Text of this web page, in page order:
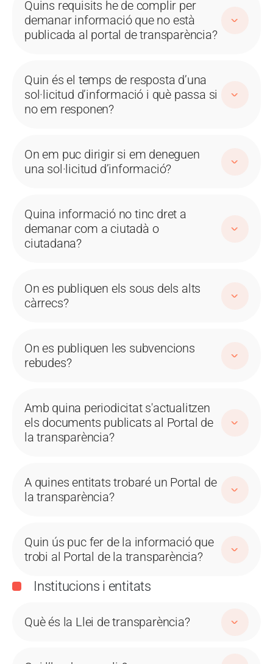
Quins requisits he de complir per
demanar informació que no està
publicada al portal de transparència?
Quin és el temps de resposta d’una
sol·licitud d’informació i què passa si
no em responen?
On em puc dirigir si em deneguen
una sol·licitud d’informació?
Quina informació no tinc dret a
demanar com a ciutadà o
ciutadana?
On es publiquen els sous dels alts
càrrecs?
On es publiquen les subvencions
rebudes?
Amb quina periodicitat s'actualitzen
els documents publicats al Portal de
la transparència?
A quines entitats trobaré un Portal de
la transparència?
Quin ús puc fer de la informació que
trobi al Portal de la transparència?
Institucions i entitats
Què és la Llei de transparència?